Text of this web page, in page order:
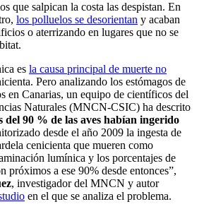
que salpican la costa las despistan. En
los polluelos se desorientan y acaban
o aterrizando en lugares que no se
es la causa principal de muerte no
Pero analizando los estómagos de
en Canarias, un equipo de científicos del
Naturales (MNCN-CSIC) ha descrito
del 90 % de las aves habían ingerido
desde el año 2009 la ingesta de
cenicienta que mueren como
lumínica y los porcentajes de
próximos a ese 90% desde entonces”,
, investigador del MNCN y autor
en el que se analiza el problema.